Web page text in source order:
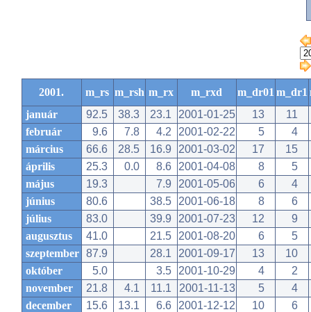
2001. m_rs m_rsh m_rx m_rxd m_dr01 m_dr1
január
92.5 38.3 23.1 2001-01-25 13
11
február
9.6 7.8 4.2 2001-02-22 5
4
március
66.6 28.5 16.9 2001-03-02 17
15
április
25.3 0.0 8.6 2001-04-08 8
5
május
19.3 7.9 2001-05-06 6
4
június
80.6 38.5 2001-06-18 8
6
július
83.0 39.9 2001-07-23 12
9
augusztus
41.0 21.5 2001-08-20 6
5
szeptember
87.9 28.1 2001-09-17 13
10
október
5.0 3.5 2001-10-29 4
2
november
21.8 4.1 11.1 2001-11-13 5
4
december
15.6 13.1 6.6 2001-12-12 10 6